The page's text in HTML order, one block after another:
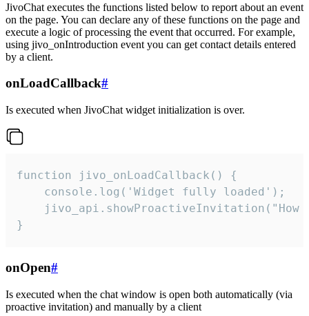
JivoChat executes the functions listed below to report about an event
on the page. You can declare any of these functions on the page and
execute a logic of processing the event that occurred. For example,
using jivo_onIntroduction event you can get contact details entered
by a client.
onLoadCallback#
Is executed when JivoChat widget initialization is over.
function jivo_onLoadCallback() {
    console.log('Widget fully loaded');
jivo_api.showProactiveInvitation("How
}
onOpen#
Is executed when the chat window is open both automatically (via
proactive invitation) and manually by a client